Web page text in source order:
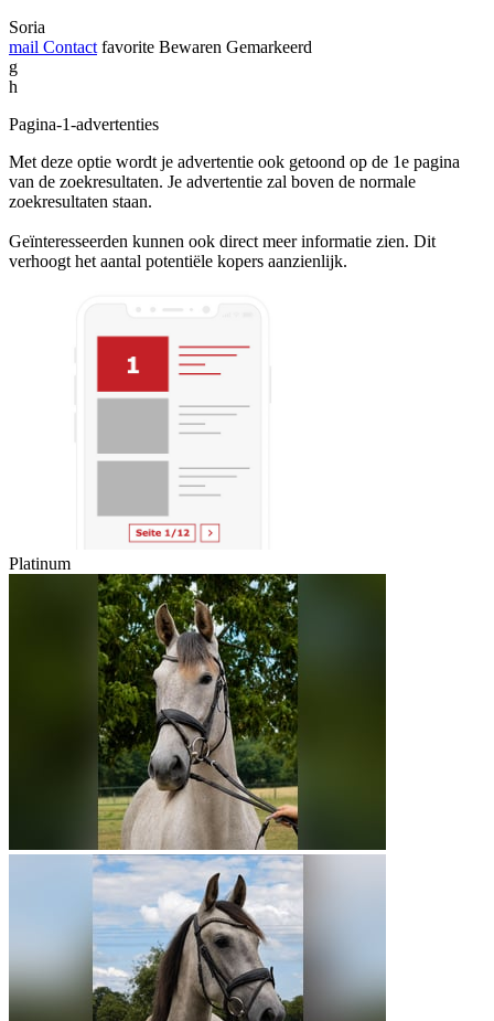
Soria
mail Contact favorite Bewaren Gemarkeerd
g
h
Pagina-1-advertenties
Met deze optie wordt je advertentie ook getoond op de 1e pagina
van de zoekresultaten. Je advertentie zal boven de normale
zoekresultaten staan.
Geïnteresseerden kunnen ook direct meer informatie zien. Dit
verhoogt het aantal potentiële kopers aanzienlijk.
Platinum